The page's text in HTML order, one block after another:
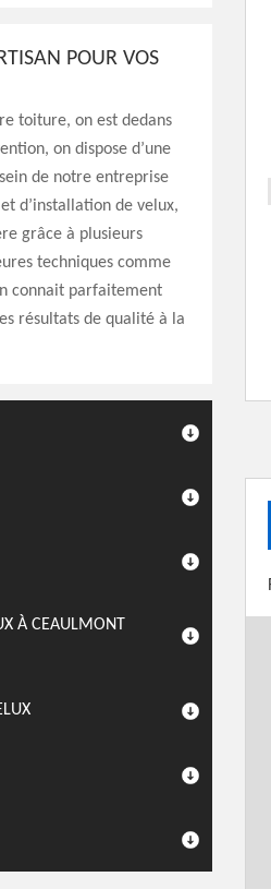
POUR VOS
toiture, on est dedans
on dispose d’une
de notre entreprise
d’installation de velux,
grâce à plusieurs
techniques comme
connait parfaitement
résultats de qualité à la
À CEAULMONT